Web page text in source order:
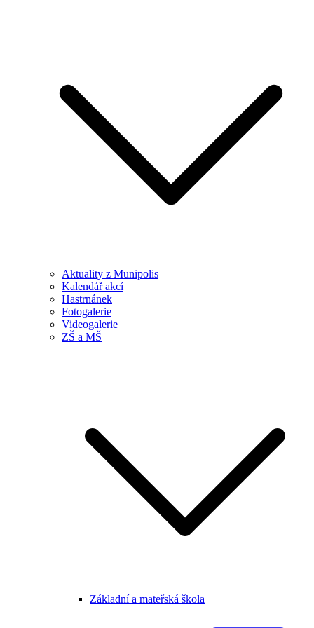
Aktuality z Munipolis
Kalendář akcí
Hastrnánek
Fotogalerie
Videogalerie
ZŠ a MŠ
Základní a mateřská škola